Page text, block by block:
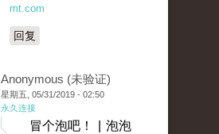
mt.com
回复
Anonymous (未验证)
星期五, 05/31/2019 - 02:50
永久连接
冒个泡吧！ | 泡泡